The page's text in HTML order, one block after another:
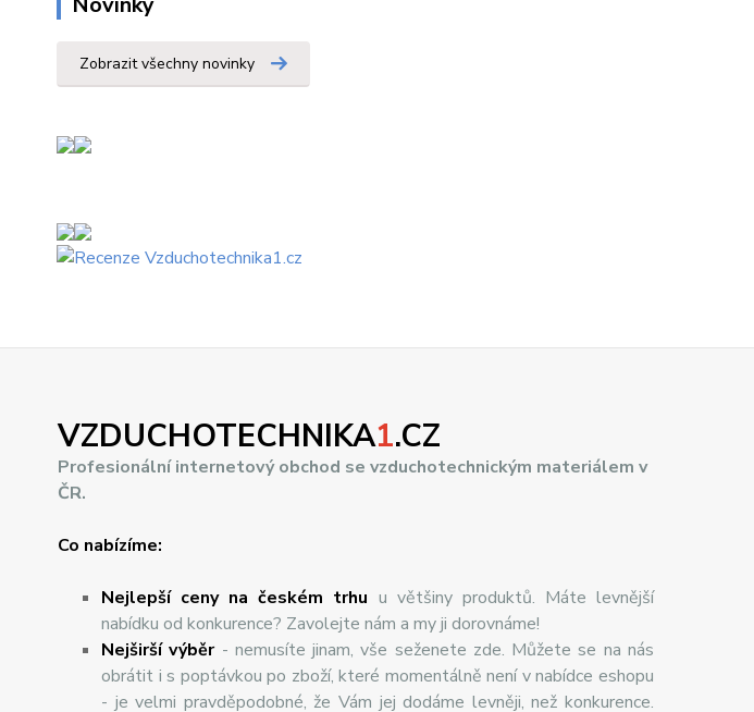
Zobrazit všechny novinky
VZDUCHOTECHNIKA1.CZ
Profesionální internetový obchod se vzduchotechnickým materiálem v
ČR.
Co nabízíme:
Nejlepší ceny na českém trhu u většiny produktů. Máte levnější
nabídku od konkurence? Zavolejte nám a my ji dorovnáme!
Nejširšívýběr- nemusíte jinam, vše seženete zde. Můžete se na nás
obrátit i s poptávkou po zboží, které momentálně není v nabídce eshopu
- je velmi pravděpodobné, že Vám jej dodáme levněji, než konkurence.